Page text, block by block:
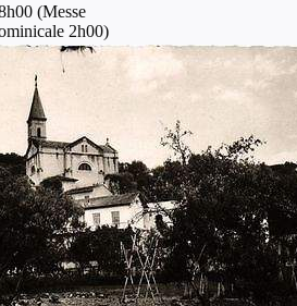
(Messe
2h00)